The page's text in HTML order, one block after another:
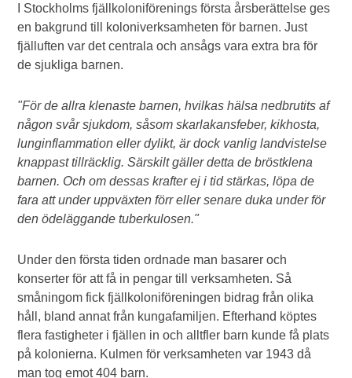
I Stockholms fjällkoloniförenings första årsberättelse ges
en bakgrund till koloniverksamheten för barnen. Just
fjälluften var det centrala och ansågs vara extra bra för
de sjukliga barnen.
"För de allra klenaste barnen, hvilkas hälsa nedbrutits af
någon svår sjukdom, såsom skarlakansfeber, kikhosta,
lunginflammation eller dylikt, är dock vanlig landvistelse
knappast tillräcklig. Särskilt gäller detta de bröstklena
barnen. Och om dessas krafter ej i tid stärkas, löpa de
fara att under uppväxten förr eller senare duka under för
den ödeläggande tuberkulosen."
Under den första tiden ordnade man basarer och
konserter för att få in pengar till verksamheten. Så
småningom fick fjällkoloniföreningen bidrag från olika
håll, bland annat från kungafamiljen. Efterhand köptes
flera fastigheter i fjällen in och alltfler barn kunde få plats
på kolonierna. Kulmen för verksamheten var 1943 då
man tog emot 404 barn.